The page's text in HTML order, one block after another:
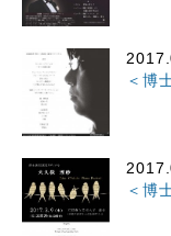
＜博
＜博